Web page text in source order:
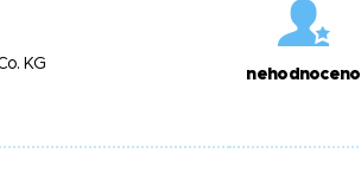
KG
nehodnoceno